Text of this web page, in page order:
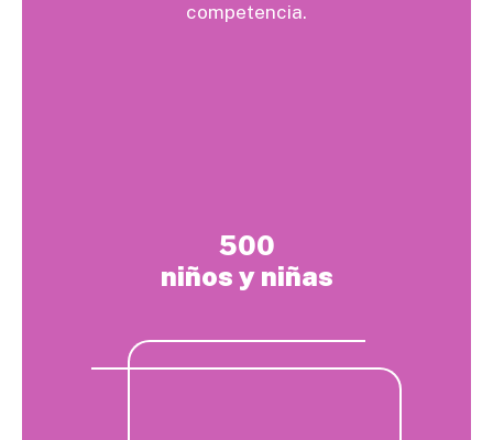
competencia.
500
niños y niñas